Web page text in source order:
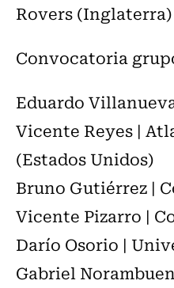
Rovers (Inglaterra)
Convocatoria
Eduardo
Vicente Reyes |
(Estados Unidos)
Bruno Gutiérrez |
Vicente Pizarro |
Darío Osorio |
Gabriel